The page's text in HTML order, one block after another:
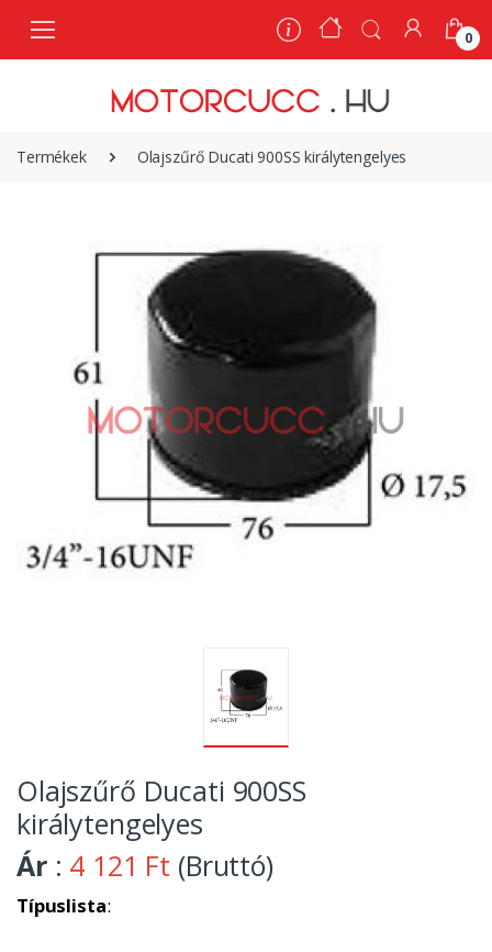
0
Termékek Olajszűrő Ducati 900SS királytengelyes
Olajszűrő Ducati 900SS
királytengelyes
Ár : 4 121 Ft (Bruttó)
Típuslista:
0